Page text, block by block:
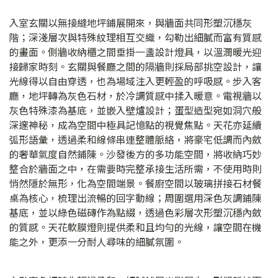
入室玄關以無接縫地坪鋪展開來，與牆面共同形塑沉穩灰
階；深淺層次與特殊紋理相互交織，勾勒出細膩而富有質感
的畫面。側牆收納櫃之間垂掛一盞設計燈具，以溫潤暖光迎
接歸家時刻。玄關與餐廳之間的隔牆則採局部挑空設計，讓
光線得以自由穿透，也為場域注入更輕盈的呼吸感。步入客
廳，地坪轉為灰色石材，於冷調質感中揉入暖意。電視牆以
灰色特殊漆為基底，並嵌入壁爐設計；蛋型造型宛如洞穴般
深邃神秘，成為空間中極具記憶點的視覺焦點。天花亦延續
弧形語彙，透過柔和線條串連整體脈絡，將豪宅低調而內斂
的奢華氣度自然鋪陳。沙發後方的多功能空間，將收納巧妙
整合於牆面之中，在需要時完整承接生活所需，不使用時則
悄然隱於無形，化為空間端景。餐廚空間以玻璃拼接石材餐
桌為核心，梳理出流暢的回字動線；周圍選用深色灰調鋪陳
基底，並以綠色磁磚作為點綴，透過色彩層次形塑沉穩內斂
的質感。天花軟膜燈則提供柔和且均勻的光線，讓空間在機
能之外，更添一分耐人尋味的細膩氛圍。